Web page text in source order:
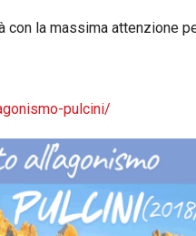
con la massima attenzione
pulcini/